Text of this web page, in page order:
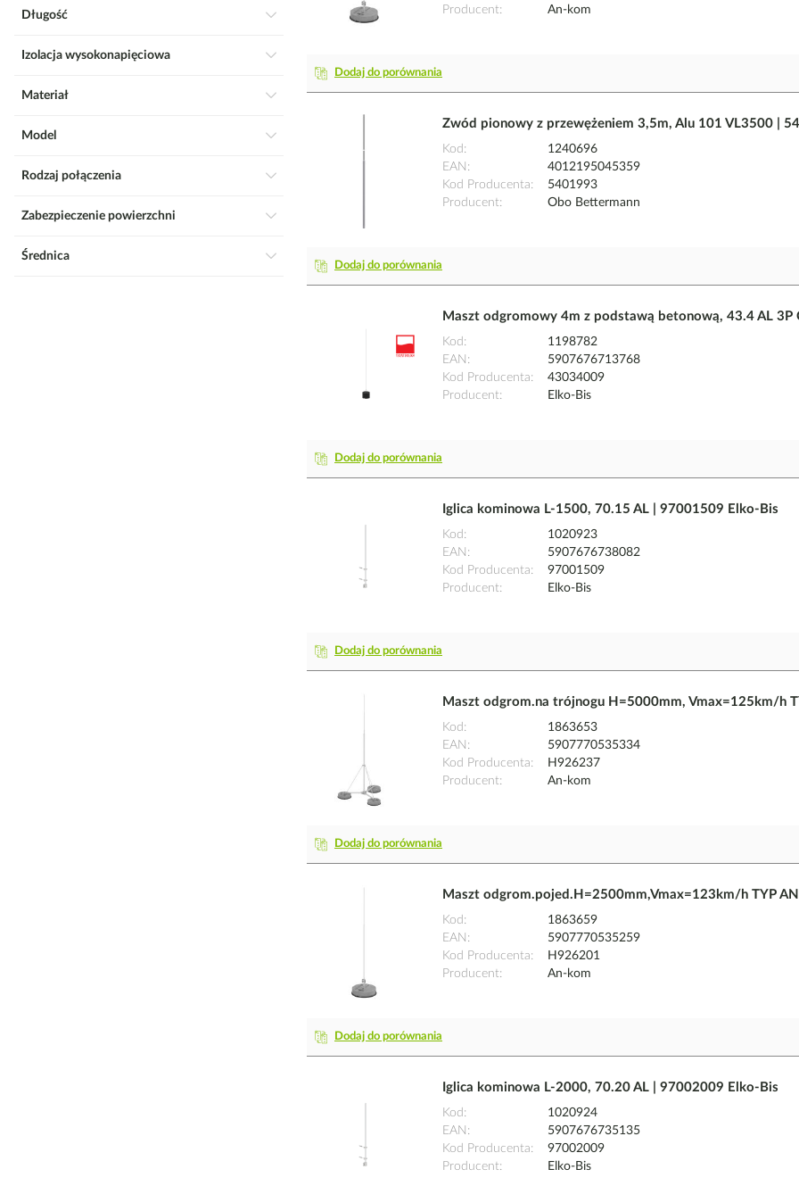
Producent
An-kom
Dodaj do porównania
Zwód pionowy z przewężeniem 3,5m, Alu 101 VL3500 |
Kod
1240696
EAN
4012195045359
Kod Producenta
5401993
Producent
Obo Bettermann
Dodaj do porównania
Maszt odgromowy 4m z podstawą betonową, 43.4 AL 3P
Kod
1198782
EAN
5907676713768
Kod Producenta
43034009
Producent
Elko-Bis
Dodaj do porównania
Iglica kominowa L-1500, 70.15 AL | 97001509 Elko-Bis
Kod
1020923
EAN
5907676738082
Kod Producenta
97001509
Producent
Elko-Bis
Dodaj do porównania
Maszt odgrom.na trójnogu H=5000mm, Vmax=125km/h
Kod
1863653
EAN
5907770535334
Kod Producenta
H926237
Producent
An-kom
Dodaj do porównania
Maszt odgrom.pojed.H=2500mm,Vmax=123km/h TYP
Kod
1863659
EAN
5907770535259
Kod Producenta
H926201
Producent
An-kom
Dodaj do porównania
Iglica kominowa L-2000, 70.20 AL | 97002009 Elko-Bis
Kod
1020924
EAN
5907676735135
Kod Producenta
97002009
Producent
Elko-Bis
Długość
Izolacja wysokonapięciowa
Materiał
Model
Rodzaj połączenia
Zabezpieczenie powierzchni
Średnica